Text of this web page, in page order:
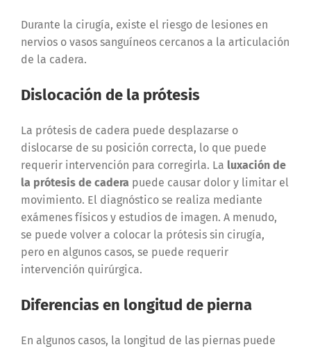
Durante la cirugía, existe el riesgo de lesiones en
nervios o vasos sanguíneos cercanos a la articulación
de la cadera.
Dislocación de la prótesis
La prótesis de cadera puede desplazarse o
dislocarse de su posición correcta, lo que puede
requerir intervención para corregirla. La luxación de
la prótesis de caderapuede causar dolor y limitar el
movimiento. El diagnóstico se realiza mediante
exámenes físicos y estudios de imagen. A menudo,
se puede volver a colocar la prótesis sin cirugía,
pero en algunos casos, se puede requerir
intervención quirúrgica.
Diferencias en longitud de pierna
En algunos casos, la longitud de las piernas puede